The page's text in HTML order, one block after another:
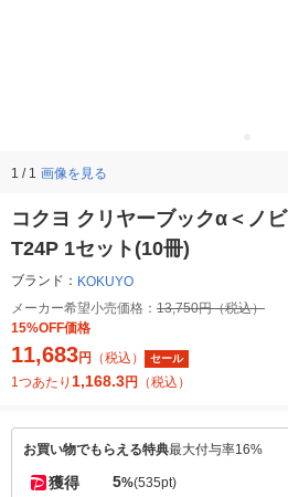
1 / 1 画像を見る
コクヨ クリヤーブックα＜ノ
T24P 1セット(10冊)
ブランド： KOKUYO
メーカー希望小売価格： 13,750円（税込）
15%OFF価格
11,683円 （税込） セール
1つあたり 1,168.3円 （税込）
お買い物でもらえる特典最大付与率16%
獲得 5%(535pt)